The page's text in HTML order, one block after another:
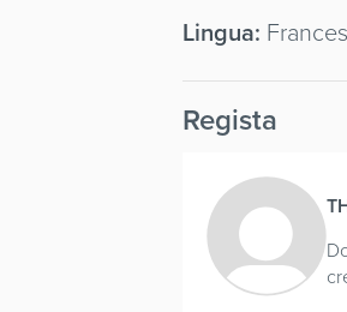
Lingua:
Regista